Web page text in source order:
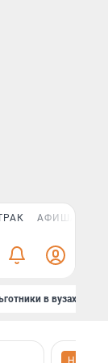
АФИША PLUS
в вузах СПб